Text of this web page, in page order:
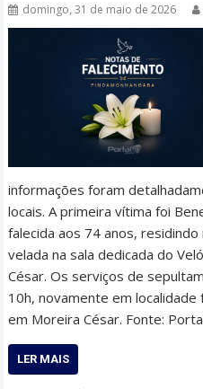
domingo, 31 de maio de 2026
informações foram
locais. A primeira vítima foi
falecida aos 74 anos, residindo
velada na sala dedicada do
César. Os serviços de
10h, novamente em localidade
em Moreira César. Fonte:
LER MAIS